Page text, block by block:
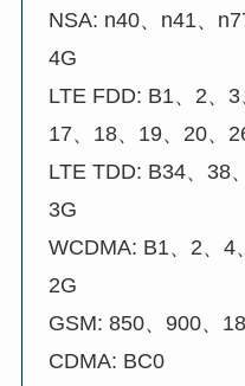
NSA: n40、n41、
4G
LTE FDD: B1、2、3
17、18、19、20、
LTE TDD: B34、38
3G
WCDMA: B1、2、4
2G
GSM: 850、900、
CDMA: BC0